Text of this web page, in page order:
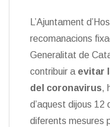
L’Ajuntament
recomanacions
Generalitat de
contribuir a evitar
del coronavirus,
d’aquest dijous 12
diferents mesures